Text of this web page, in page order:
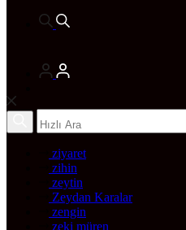
ziyaret
zihin
zeytin
Zeydan Karalar
zengin
zeki müren